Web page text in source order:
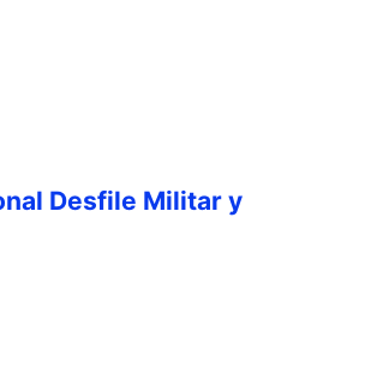
Desfile Militar y